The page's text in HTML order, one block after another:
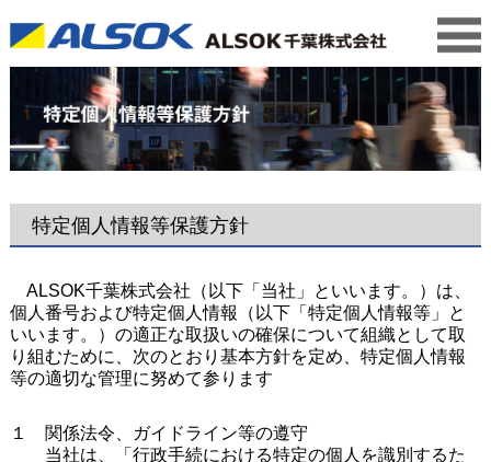
特定個人情報等保護方針
ALSOK千葉株式会社（以下「当社」といいます。）は、
個人番号および特定個人情報（以下「特定個人情報等」と
いいます。）の適正な取扱いの確保について組織として取
り組むために、次のとおり基本方針を定め、特定個人情報
等の適切な管理に努めて参ります
１ 関係法令、ガイドライン等の遵守
当社は、「行政手続における特定の個人を識別するた